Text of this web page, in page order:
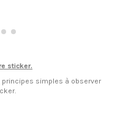
sticker.
simples à observer